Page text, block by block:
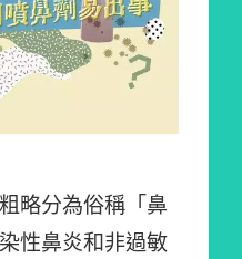
略分為俗稱「鼻
性鼻炎和非過敏